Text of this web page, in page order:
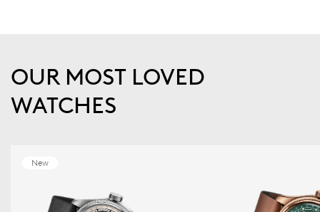
OUR MOST LOVED
WATCHES
New